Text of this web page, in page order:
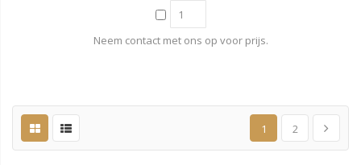
Neem contact met ons op voor prijs.
1 2